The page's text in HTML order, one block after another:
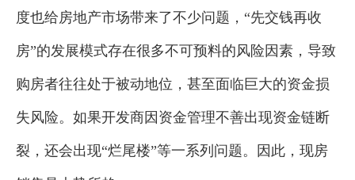
度也给房地产市场带来了不少问题，“先交钱再收
房”的发展模式存在很多不可预料的风险因素，导致
购房者往往处于被动地位，甚至面临巨大的资金损
失风险。如果开发商因资金管理不善出现资金链断
裂，还会出现“烂尾楼”等一系列问题。因此，现房